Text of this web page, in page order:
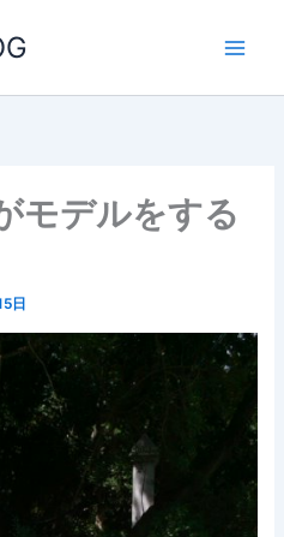
モデルをする
日